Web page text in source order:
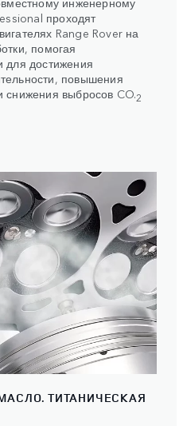
проходят
Range Rover на
помогая
для достижения
повышения
снижения выбросов CO.2
ТИТАНИЧЕСКАЯ